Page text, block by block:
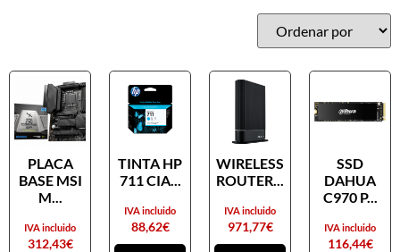
PLACA
BASE MSI
M...
312,43€
IVA incluido
TINTA HP
711 CIA...
88,62€
IVA incluido
WIRELESS
ROUTER...
971,77€
IVA incluido
SSD
DAHUA
C970 P...
116,44€
IVA incluido